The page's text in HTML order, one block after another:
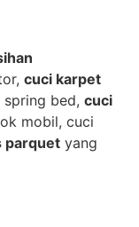
cuci karpet
bed, cuci
mobil, cuci
parquet yang